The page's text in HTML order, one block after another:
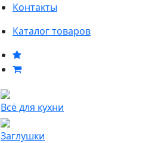
Контакты
Каталог товаров
Всё для кухни
Заглушки